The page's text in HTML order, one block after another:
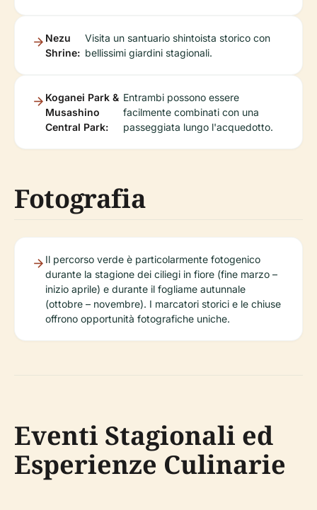
Nezu
Shrine:
Visita un santuario shintoista storico con
bellissimi giardini stagionali.
Koganei Park &
Musashino
Central Park:
Entrambi possono essere
facilmente combinati con una
passeggiata lungo l'acquedotto.
Fotografia
Il percorso verde è particolarmente fotogenico
durante la stagione dei ciliegi in fiore (fine marzo –
inizio aprile) e durante il fogliame autunnale
(ottobre – novembre). I marcatori storici e le chiuse
offrono opportunità fotografiche uniche.
Eventi Stagionali ed
Esperienze Culinarie